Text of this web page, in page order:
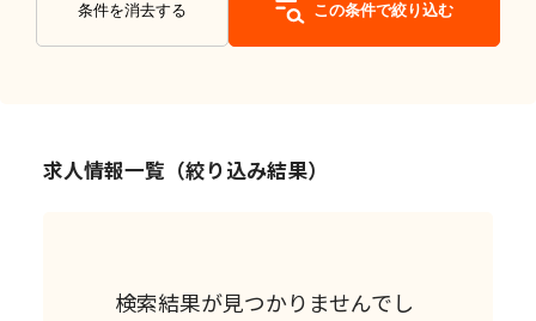
条件を消去する この条件で絞り込む
求人情報一覧（絞り込み結果）
検索結果が見つかりませんでし